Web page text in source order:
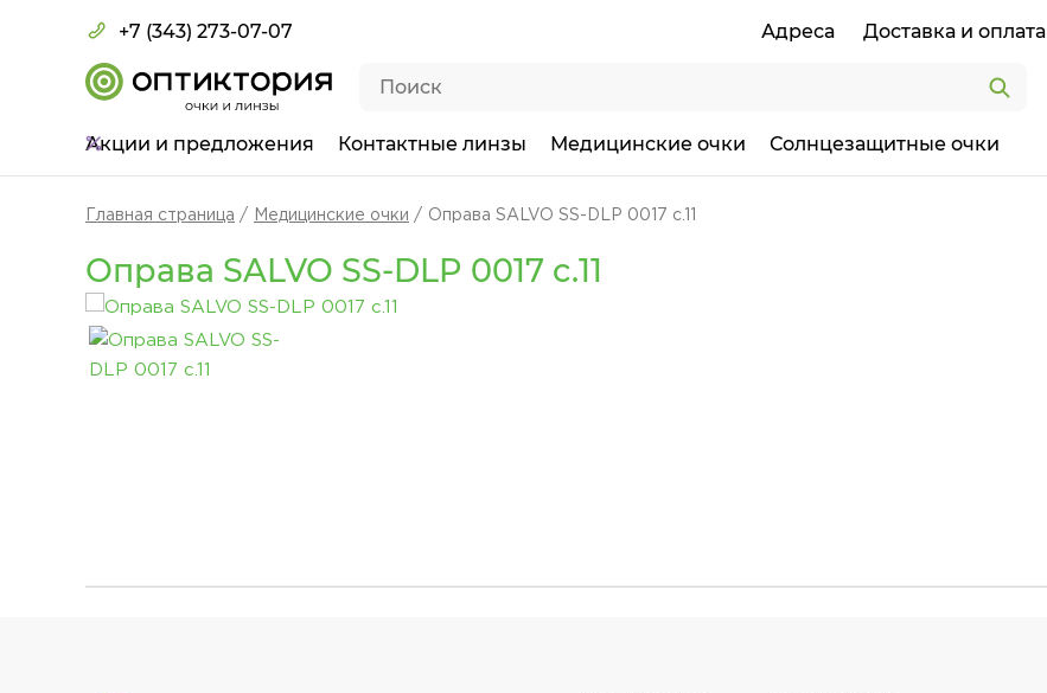
+7 (343) 273-07-07 Адреса Доставка и оплата
Акции и предложения Контактные линзы Медицинские очки Солнцезащитные очки
Главная страница Медицинские очки Оправа SALVO SS-DLP 0017 c.11
Оправа SALVO SS-DLP 0017 c.11